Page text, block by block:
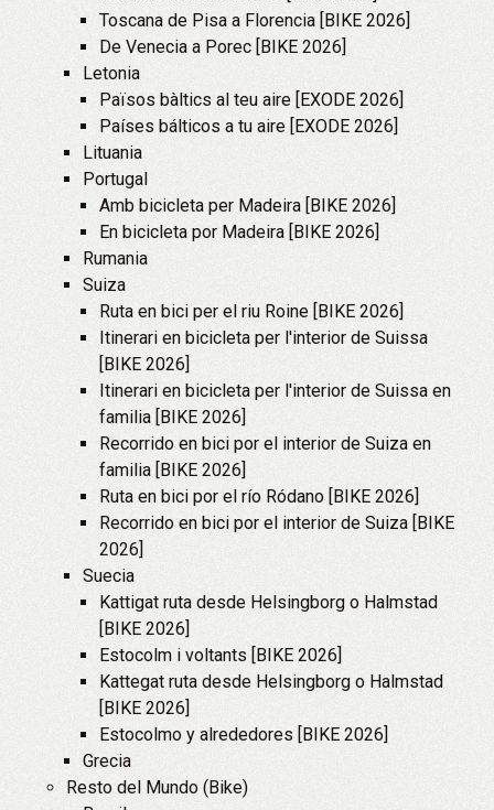
Toscana de Pisa a Florencia [BIKE 2026]
De Venecia a Porec [BIKE 2026]
Letonia
Països bàltics al teu aire [EXODE 2026]
Países bálticos a tu aire [EXODE 2026]
Lituania
Portugal
Amb bicicleta per Madeira [BIKE 2026]
En bicicleta por Madeira [BIKE 2026]
Rumania
Suiza
Ruta en bici per el riu Roine [BIKE 2026]
Itinerari en bicicleta per l'interior de Suissa
[BIKE 2026]
Itinerari en bicicleta per l'interior de Suissa en
familia [BIKE 2026]
Recorrido en bici por el interior de Suiza en
familia [BIKE 2026]
Ruta en bici por el río Ródano [BIKE 2026]
Recorrido en bici por el interior de Suiza [BIKE
2026]
Suecia
Kattigat ruta desde Helsingborg o Halmstad
[BIKE 2026]
Estocolm i voltants [BIKE 2026]
Kattegat ruta desde Helsingborg o Halmstad
[BIKE 2026]
Estocolmo y alrededores [BIKE 2026]
Grecia
Resto del Mundo (Bike)